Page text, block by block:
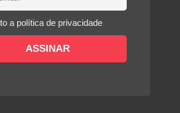
a política de privacidade